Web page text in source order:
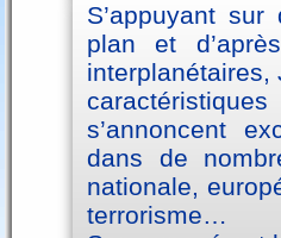
S’appuyant
plan et
interplanétaires,
s’annoncent
dans de
nationale,
terrorisme…